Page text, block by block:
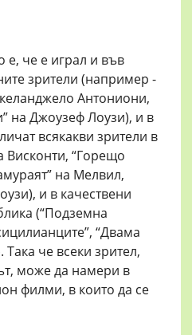
е, че е играл и във
зрители (например -
Антониони,
на Джоузеф Лоузи), и в
всякакви зрители в
Висконти, “Горещо
на Мелвил,
и в качествени
(“Подземна
“Двама
че всеки зрител,
може да намери в
филми, в които да се